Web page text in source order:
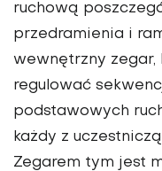
ruchową
przedramienia i
wewnętrzny
regulować
podstawowych
każdy z
Zegarem tym jest